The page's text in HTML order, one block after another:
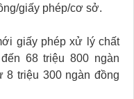
giấy phép/cơ sở.
giấy phép xử lý chất
68 triệu 800 ngàn
8 triệu 300 ngàn đồng